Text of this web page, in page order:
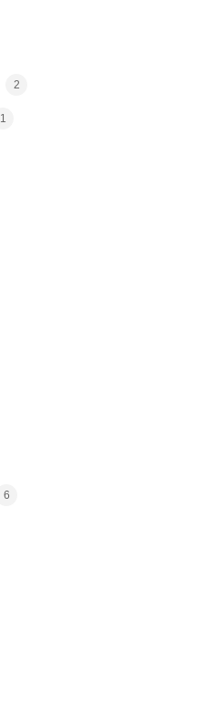
2
1
6